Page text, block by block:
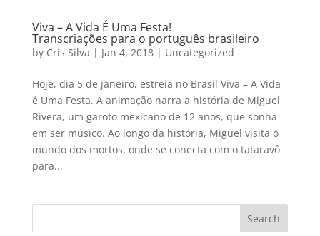
Viva – A Vida É Uma Festa!
Transcriações para o português brasileiro
by Cris Silva | Jan 4, 2018| Uncategorized
Hoje, dia 5 de janeiro, estreia no Brasil Viva – A Vida
é Uma Festa. A animação narra a história de Miguel
Rivera, um garoto mexicano de 12 anos, que sonha
em ser músico. Ao longo da história, Miguel visita o
mundo dos mortos, onde se conecta com o tataravô
para...